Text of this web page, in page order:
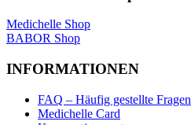
Medichelle Shop
BABOR Shop
INFORMATIONEN
FAQ – Häufig gestellte Fragen
Medichelle Card